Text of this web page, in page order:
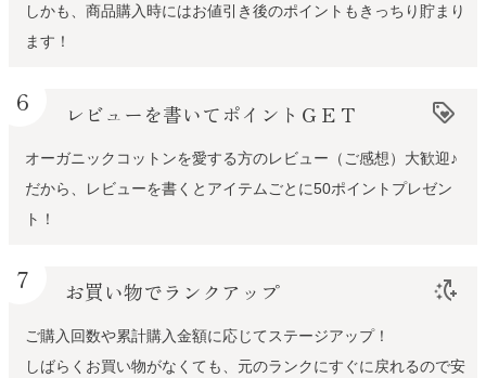
しかも、商品購入時にはお値引き後のポイントもきっちり貯まり
ます！
6 レビューを書いてポイントＧＥＴ loyalty
オーガニックコットンを愛する方のレビュー（ご感想）大歓迎♪
だから、レビューを書くとアイテムごとに50ポイントプレゼン
ト！
7 お買い物でランクアップ switch_access_shortcut_add
ご購入回数や累計購入金額に応じてステージアップ！
しばらくお買い物がなくても、元のランクにすぐに戻れるので安